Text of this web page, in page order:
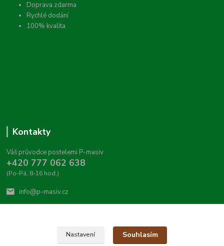
Doprava zdarma
Rychlé dodání
100% kvalita
Kontakty
Váš průvodce postelemi P-masiv
+420 777 062 638
(Po-Pá, 8-16 hod.)
info@p-masiv.cz
Nastavení Souhlasím